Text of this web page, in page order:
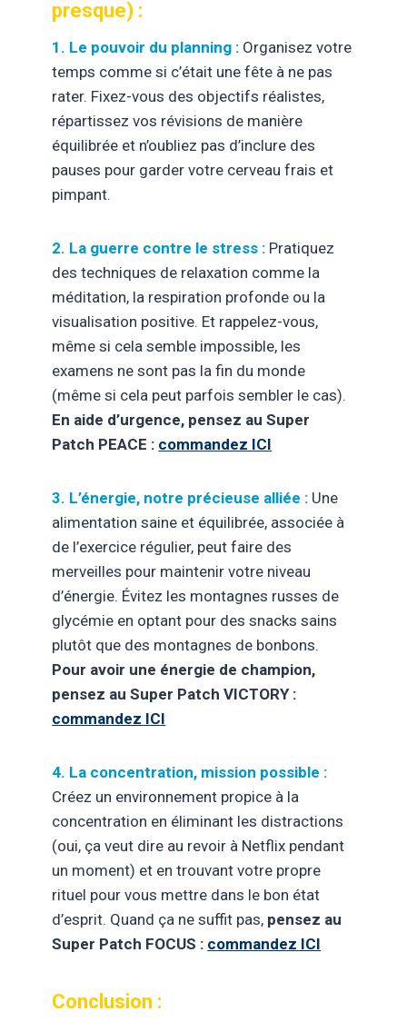
presque) :
1. Le pouvoir du planning : Organisez votre
temps comme si c’était une fête à ne pas
rater. Fixez-vous des objectifs réalistes,
répartissez vos révisions de manière
équilibrée et n’oubliez pas d’inclure des
pauses pour garder votre cerveau frais et
pimpant.
2. La guerre contre le stress : Pratiquez
des techniques de relaxation comme la
méditation, la respiration profonde ou la
visualisation positive. Et rappelez-vous,
même si cela semble impossible, les
examens ne sont pas la fin du monde
(même si cela peut parfois sembler le cas).
En aide d’urgence, pensez au Super
Patch PEACE : commandez ICI
3. L’énergie, notre précieuse alliée : Une
alimentation saine et équilibrée, associée à
de l’exercice régulier, peut faire des
merveilles pour maintenir votre niveau
d’énergie. Évitez les montagnes russes de
glycémie en optant pour des snacks sains
plutôt que des montagnes de bonbons.
Pour avoir une énergie de champion,
pensez au Super Patch VICTORY :
commandez ICI
4. La concentration, mission possible :
Créez un environnement propice à la
concentration en éliminant les distractions
(oui, ça veut dire au revoir à Netflix pendant
un moment) et en trouvant votre propre
rituel pour vous mettre dans le bon état
d’esprit. Quand ça ne suffit pas, pensez au
Super Patch FOCUS : commandez ICI
Conclusion :